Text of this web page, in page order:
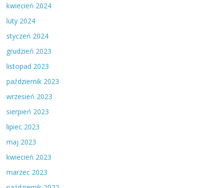
kwiecień 2024
luty 2024
styczeń 2024
grudzień 2023
listopad 2023
październik 2023
wrzesień 2023
sierpień 2023
lipiec 2023
maj 2023
kwiecień 2023
marzec 2023